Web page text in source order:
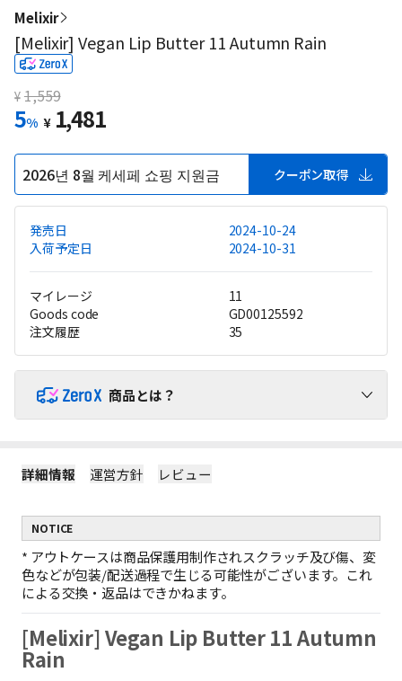
Melixir
[Melixir] Vegan Lip Butter 11 Autumn Rain
¥ 1,559
5% ¥ 1,481
2026년 8월 케세페 쇼핑 지원금 クーポン取得
発売日
2024-10-24
入荷予定日
2024-10-31
マイレージ
11
Goods code
GD00125592
注文履歴
35
商品とは？
ZeroX商品と他の商品を一緒にご購入いただくと、送料は他の商
品にのみかかります。
（ZeroX商品には送料がかかりません。）
2 ZeroX商品だけを購入する場合、最小送料が適用されます。
ZeroX商品だけをご購入いただくと、最も軽い商品1点を基準に最
小送料のみがかかります。
例：ZeroX 1個の送料 = ZeroX 10個の送料
3ZeroX商品だけで10,000円以上お買い上げの場合、送料無料と
なります。
1回の注文でZeroX商品だけを10,000円以上購入すると、送料は完
詳細情報 運営方針 レビュー
NOTICE
* アウトケースは商品保護用制作されスクラッチ及び傷、変
色などが包装/配送過程で生じる可能性がございます。これ
による交換・返品はできかねます。
[Melixir] Vegan Lip Butter 11 Autumn
Rain